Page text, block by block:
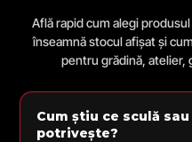
Află rapid cum alegi
înseamnă stocul afișat și
pentru grădină, atelier,
Cum știu ce sculă
potrivește?